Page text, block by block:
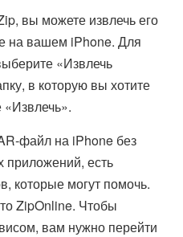
вы можете извлечь его
на вашем iPhone. Для
«Извлечь
в которую вы хотите
файл на iPhone без
приложений, есть
которые могут помочь.
ZipOnline. Чтобы
вам нужно перейти